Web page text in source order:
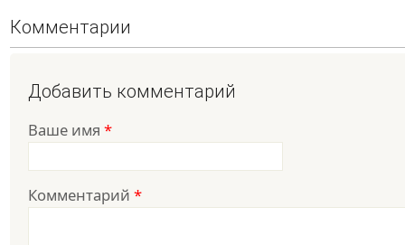
Комментарии
Добавить комментарий
Ваше имя *
Комментарий *